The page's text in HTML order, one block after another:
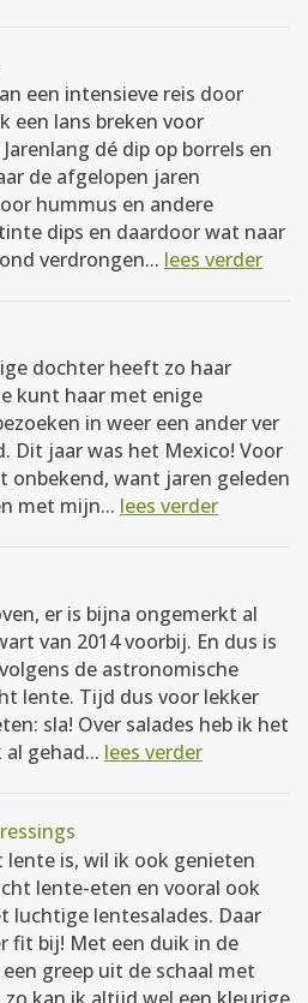
een intensieve reis door
een lans breken voor
dé dip op borrels en
de afgelopen jaren
hummus en andere
dips en daardoor wat naar
verdrongen... lees verder
dochter heeft zo haar
kunt haar met enige
in weer een ander ver
Dit jaar was het Mexico! Voor
onbekend, want jaren geleden
met mijn... lees verder
er is bijna ongemerkt al
van 2014 voorbij. En dus is
de astronomische
lente. Tijd dus voor lekker
sla! Over salades heb ik het
gehad... lees verder
lente is, wil ik ook genieten
lente-eten en vooral ook
luchtige lentesalades. Daar
fit bij! Met een duik in de
greep uit de schaal met